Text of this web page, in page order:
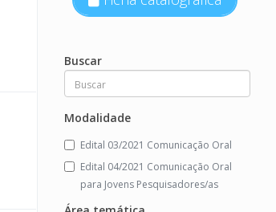
Buscar
Modalidade
Edital 03/2021 Comunicação Oral
Edital 04/2021 Comunicação Oral
para Jovens Pesquisadores/as